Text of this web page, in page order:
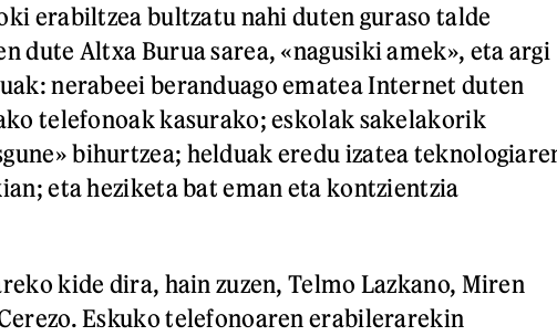
erabiltzea bultzatu nahi duten guraso talde
dute Altxa Burua sarea, «nagusiki amek», eta argi
nerabeei beranduago ematea Internet duten
telefonoak kasurako; eskolak sakelakorik
bihurtzea; helduak eredu izatea
eta heziketa bat eman eta kontzientzia
kide dira, hain zuzen, Telmo Lazkano, Miren
Eskuko telefonoaren erabilerarekin